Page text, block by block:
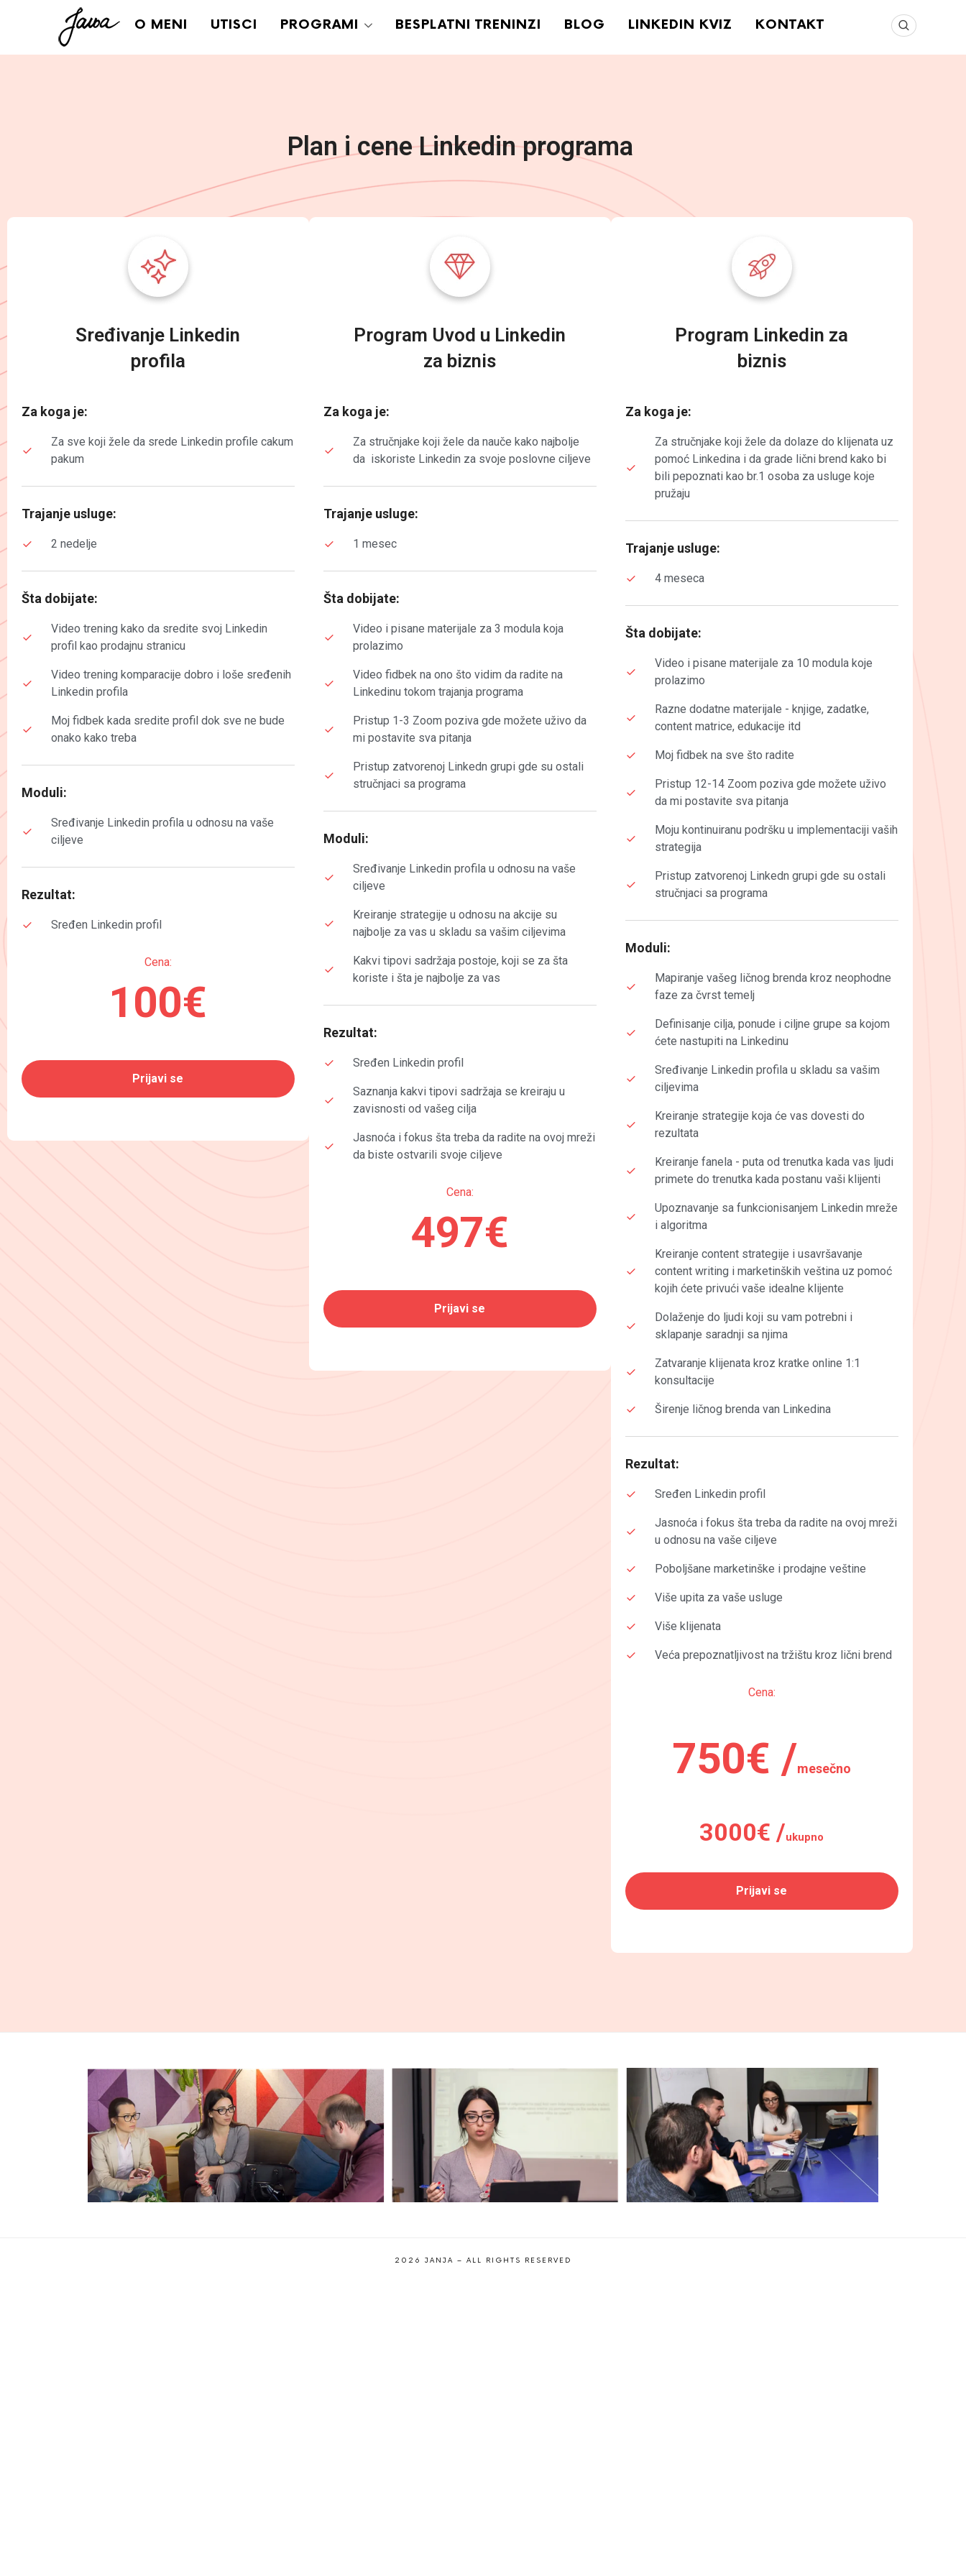
O MENI UTISCI PROGRAMI BESPLATNI TRENINZI BLOG LINKEDIN KVIZ KONTAKT
Plan i cene Linkedin programa
Sređivanje Linkedin
profila
Za koga je:
Za sve koji žele da srede Linkedin profile cakum
pakum
Trajanje usluge:
2 nedelje
Šta dobijate:
Video trening kako da sredite svoj Linkedin
profil kao prodajnu stranicu
Video trening komparacije dobro i loše sređenih
Linkedin profila
Moj fidbek kada sredite profil dok sve ne bude
onako kako treba
Moduli:
Sređivanje Linkedin profila u odnosu na vaše
ciljeve
Rezultat:
Sređen Linkedin profil
Cena:
100€
Prijavi se
Program Uvod u Linkedin
za biznis
Za koga je:
Za stručnjake koji žele da nauče kako najbolje
da iskoriste Linkedin za svoje poslovne ciljeve
Trajanje usluge:
1 mesec
Šta dobijate:
Video i pisane materijale za 3 modula koja
prolazimo
Video fidbek na ono što vidim da radite na
Linkedinu tokom trajanja programa
Pristup 1-3 Zoom poziva gde možete uživo da
mi postavite sva pitanja
Pristup zatvorenoj Linkedn grupi gde su ostali
stručnjaci sa programa
Moduli:
Sređivanje Linkedin profila u odnosu na vaše
ciljeve
Kreiranje strategije u odnosu na akcije su
najbolje za vas u skladu sa vašim ciljevima
Kakvi tipovi sadržaja postoje, koji se za šta
koriste i šta je najbolje za vas
Rezultat:
Sređen Linkedin profil
Saznanja kakvi tipovi sadržaja se kreiraju u
zavisnosti od vašeg cilja
Jasnoća i fokus šta treba da radite na ovoj mreži
da biste ostvarili svoje ciljeve
Cena:
497€
Prijavi se
Program Linkedin za
biznis
Za koga je:
Za stručnjake koji žele da dolaze do klijenata uz
pomoć Linkedina i da grade lični brend kako bi
bili pepoznati kao br.1 osoba za usluge koje
pružaju
Trajanje usluge:
4 meseca
Šta dobijate:
Video i pisane materijale za 10 modula koje
prolazimo
Razne dodatne materijale - knjige, zadatke,
content matrice, edukacije itd
Moj fidbek na sve što radite
Pristup 12-14 Zoom poziva gde možete uživo
da mi postavite sva pitanja
Moju kontinuiranu podršku u implementaciji vaših
strategija
Pristup zatvorenoj Linkedn grupi gde su ostali
stručnjaci sa programa
Moduli:
Mapiranje vašeg ličnog brenda kroz neophodne
faze za čvrst temelj
Definisanje cilja, ponude i ciljne grupe sa kojom
ćete nastupiti na Linkedinu
Sređivanje Linkedin profila u skladu sa vašim
ciljevima
Kreiranje strategije koja će vas dovesti do
rezultata
Kreiranje fanela - puta od trenutka kada vas ljudi
primete do trenutka kada postanu vaši klijenti
Upoznavanje sa funkcionisanjem Linkedin mreže
i algoritma
Kreiranje content strategije i usavršavanje
content writing i marketinških veština uz pomoć
kojih ćete privući vaše idealne klijente
Dolaženje do ljudi koji su vam potrebni i
sklapanje saradnji sa njima
Zatvaranje klijenata kroz kratke online 1:1
konsultacije
Širenje ličnog brenda van Linkedina
Rezultat:
Sređen Linkedin profil
Jasnoća i fokus šta treba da radite na ovoj mreži
u odnosu na vaše ciljeve
Poboljšane marketinške i prodajne veštine
Više upita za vaše usluge
Više klijenata
Veća prepoznatljivost na tržištu kroz lični brend
Cena:
750€ /mesečno
3000€ /ukupno
Prijavi se
2026 JANJA – ALL RIGHTS RESERVED